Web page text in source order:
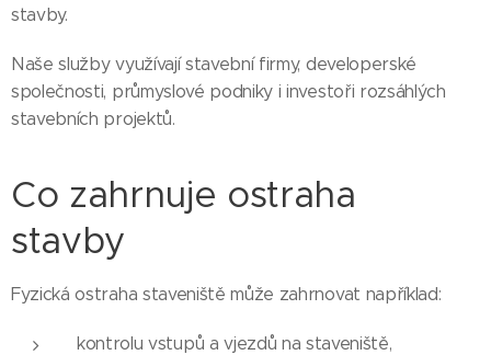
stavby.
Naše služby využívají stavební firmy, developerské
společnosti, průmyslové podniky i investoři rozsáhlých
stavebních projektů.
Co zahrnuje ostraha
stavby
Fyzická ostraha staveniště může zahrnovat například:
kontrolu vstupů a vjezdů na staveniště,